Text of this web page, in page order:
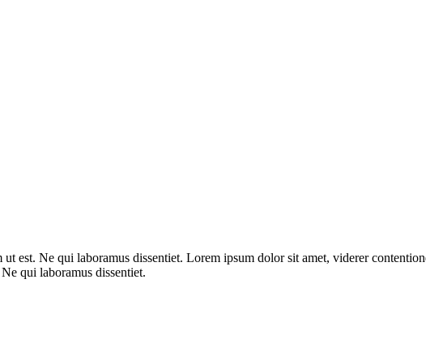
est. Ne qui laboramus dissentiet. Lorem ipsum dolor sit amet, viderer
qui laboramus dissentiet.